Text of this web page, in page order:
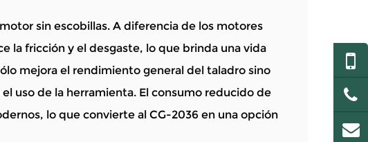
sin escobillas. A diferencia de los motores
la fricción y el desgaste, lo que brinda una vida
mejora el rendimiento general del taladro sino
uso de la herramienta. El consumo reducido de
lo que convierte al CG-2036 en una opción